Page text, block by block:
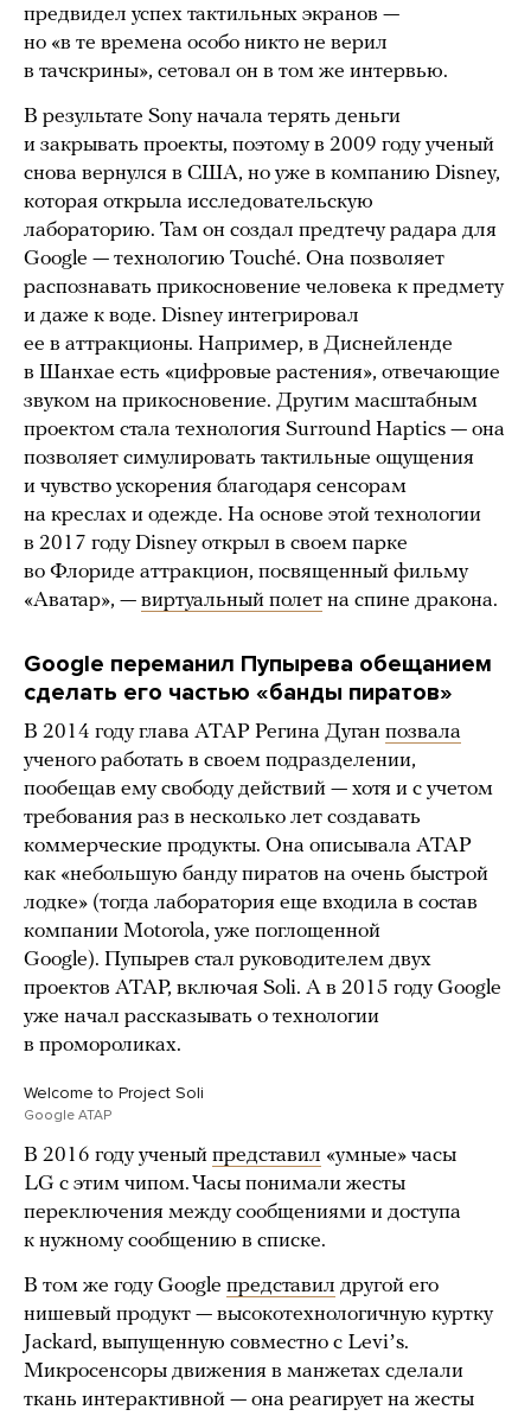
предвидел успех тактильных экранов —
но «в те времена особо никто не верил
в тачскрины», сетовал он в том же интервью.
В результате Sony начала терять деньги
и закрывать проекты, поэтому в 2009 году ученый
снова вернулся в США, но уже в компанию Disney,
которая открыла исследовательскую
лабораторию. Там он создал предтечу радара для
Google — технологию Touché. Она позволяет
распознавать прикосновение человека к предмету
и даже к воде. Disney интегрировал
ее в аттракционы. Например, в Диснейленде
в Шанхае есть «цифровые растения», отвечающие
звуком на прикосновение. Другим масштабным
проектом стала технология Surround Haptics — она
позволяет симулировать тактильные ощущения
и чувство ускорения благодаря сенсорам
на креслах и одежде. На основе этой технологии
в 2017 году Disney открыл в своем парке
во Флориде аттракцион, посвященный фильму
«Аватар», — виртуальный полет на спине дракона.
Google переманил Пупырева обещанием
сделать его частью «банды пиратов»
В 2014 году глава ATAP Регина Дуган позвала
ученого работать в своем подразделении,
пообещав ему свободу действий — хотя и с учетом
требования раз в несколько лет создавать
коммерческие продукты. Она описывала ATAP
как «небольшую банду пиратов на очень быстрой
лодке» (тогда лаборатория еще входила в состав
компании Motorola, уже поглощенной
Google). Пупырев стал руководителем двух
проектов ATAP, включая Soli. А в 2015 году Google
уже начал рассказывать о технологии
в промороликах.
Welcome to Project Soli
Google ATAP
В 2016 году ученый представил «умные» часы
LG с этим чипом. Часы понимали жесты
переключения между сообщениями и доступа
к нужному сообщению в списке.
В том же году Google представил другой его
нишевый продукт — высокотехнологичную куртку
Jackard, выпущенную совместно с Leviʼs.
Микросенсоры движения в манжетах сделали
ткань интерактивной — она реагирует на жесты